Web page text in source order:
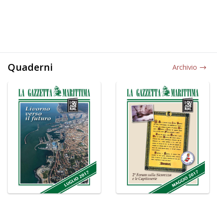
Quaderni Archivio